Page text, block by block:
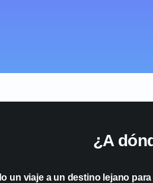
¿A
un viaje a un destino lejano